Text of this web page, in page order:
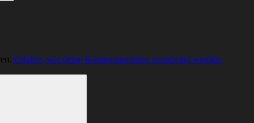
Erfahre, wie deine Kommentardaten verarbeitet werden.